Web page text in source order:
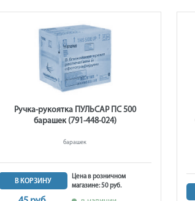
Ручка-рукоятка ПУЛЬСАР ПС 500
барашек (791-448-024)
барашек
В КОРЗИНУ
Цена в розничном
магазине: 50 руб.